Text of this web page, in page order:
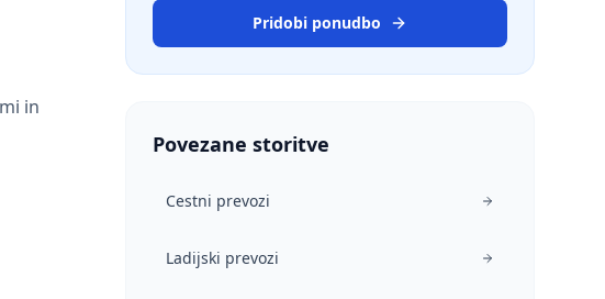
in
Pridobi ponudbo
Povezane storitve
Cestni prevozi
Ladijski prevozi